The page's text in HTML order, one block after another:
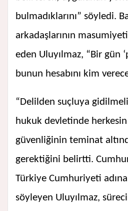
bulmadıklarını” söyledi.
arkadaşlarının
eden Uluyılmaz, “Bir gün
bunun hesabını kim
“Delilden suçluya
hukuk devletinde
güvenliğinin teminat
gerektiğini belirtti.
Türkiye Cumhuriyeti adına
söyleyen Uluyılmaz,